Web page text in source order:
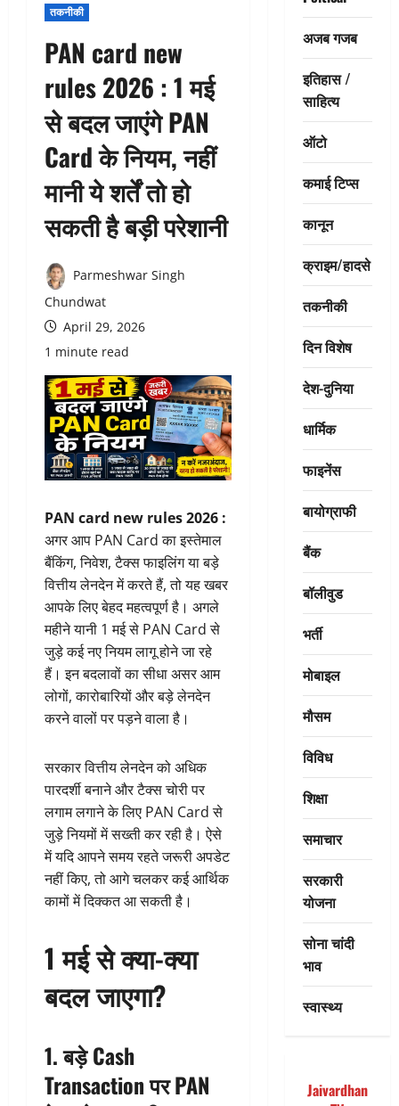
तकनीकी
PAN card new
rules 2026 : 1 मई
से बदल जाएंगे PAN
Card के नियम, नहीं
मानी ये शर्तें तो हो
सकती है बड़ी परेशानी
Parmeshwar Singh
Chundwat
April 29, 2026
1 minute read
PAN card new rules 2026 :
अगर आप PAN Card का इस्तेमाल
बैंकिंग, निवेश, टैक्स फाइलिंग या बड़े
वित्तीय लेनदेन में करते हैं, तो यह खबर
आपके लिए बेहद महत्वपूर्ण है। अगले
महीने यानी 1 मई से PAN Card से
जुड़े कई नए नियम लागू होने जा रहे
हैं। इन बदलावों का सीधा असर आम
लोगों, कारोबारियों और बड़े लेनदेन
करने वालों पर पड़ने वाला है।
सरकार वित्तीय लेनदेन को अधिक
पारदर्शी बनाने और टैक्स चोरी पर
लगाम लगाने के लिए PAN Card से
जुड़े नियमों में सख्ती कर रही है। ऐसे
में यदि आपने समय रहते जरूरी अपडेट
नहीं किए, तो आगे चलकर कई आर्थिक
कामों में दिक्कत आ सकती है।
1 मई से क्या-क्या
बदल जाएगा?
1. बड़े Cash
Transaction पर PAN
अजब गजब
इतिहास /
साहित्य
ऑटो
कमाई टिप्स
कानून
क्राइम/हादसे
तकनीकी
दिन विशेष
देश-दुनिया
धार्मिक
फाइनेंस
बायोग्राफी
बैंक
बॉलीवुड
भर्ती
मोबाइल
मौसम
विविध
शिक्षा
समाचार
सरकारी
योजना
सोना चांदी
भाव
स्वास्थ्य
Jaivardhan